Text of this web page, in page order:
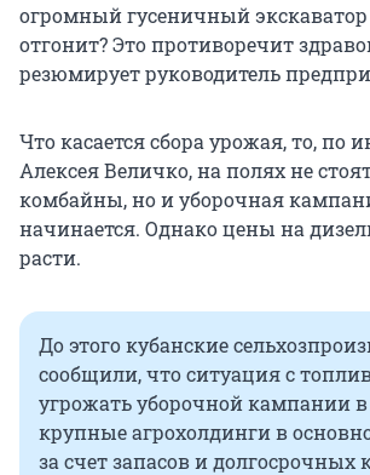
огромный гусеничный
отгонит? Это противоречит
резюмирует руководитель
Что касается сбора урожая, то, по
Алексея Величко, на полях не
комбайны, но и уборочная
начинается. Однако цены на
расти.
До этого кубанские
сообщили, что ситуация с
угрожать уборочной кампании в
крупные агрохолдинги в
за счет запасов и долгосрочных